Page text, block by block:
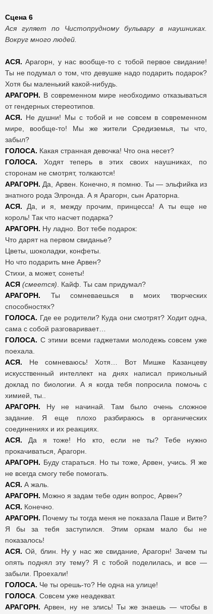
Сцена 6
Ася гуляет по Чистопрудному бульвару в наушниках.
Вокруг много людей.
АСЯ. Арагорн, у нас вообще-то с тобой первое свидание!
Ты не подумал о том, что девушке надо подарить подарок?
Хотя бы маленький какой-нибудь.
АРАГОРН. В современном мире необходимо отказываться
от гендерных стереотипов.
АСЯ. Не душни! Мы с тобой и не совсем в современном
мире, вообще-то! Мы же жители Средиземья, ты что,
забыл?
ГОЛОСА. Какая странная девочка! Что она несет?
ГОЛОСА. Ходят теперь в этих своих наушниках, по
сторонам не смотрят, толкаются!
АРАГОРН. Да, Арвен. Конечно, я помню. Ты — эльфийка из
знатного рода Элронда. А я Арагорн, сын Араторна.
АСЯ. Да, и я, между прочим, принцесса! А ты еще не
король! Так что насчет подарка?
АРАГОРН. Ну ладно. Вот тебе подарок:
Что дарят на первом свиданье?
Цветы, шоколадки, конфеты.
Но что подарить мне Арвен?
Стихи, а может, сонеты!
АСЯ (смеется) . Кайф. Ты сам придумал?
АРАГОРН. Ты сомневаешься в моих творческих
способностях?
ГОЛОСА. Где ее родители? Куда они смотрят? Ходит одна,
сама с собой разговаривает…
ГОЛОСА. С этими всеми гаджетами молодежь совсем уже
поехала.
АСЯ. Не сомневаюсь! Хотя… Вот Мишке Казанцеву
искусственный интеллект на днях написал прикольный
доклад по биологии. А я когда тебя попросила помочь с
химией, ты..
АРАГОРН. Ну не начинай. Там было очень сложное
задание. Я еще плохо разбираюсь в органических
соединениях и их реакциях.
АСЯ. Да я тоже! Но кто, если не ты? Тебе нужно
прокачиваться, Арагорн.
АРАГОРН. Буду стараться. Но ты тоже, Арвен, учись. Я же
не всегда смогу тебе помогать.
АСЯ. А жаль.
АРАГОРН. Можно я задам тебе один вопрос, Арвен?
АСЯ. Конечно.
АРАГОРН. Почему ты тогда меня не показала Паше и Вите?
Я бы за тебя заступился. Этим оркам мало бы не
показалось!
АСЯ. Ой, блин. Ну у нас же свидание, Арагорн! Зачем ты
опять поднял эту тему? Я с тобой поделилась, и все —
забыли. Проехали!
ГОЛОСА. Че ты орешь-то? Не одна на улице!
ГОЛОСА . Совсем уже неадекват.
АРАГОРН. Арвен, ну не злись! Ты же знаешь — чтобы в